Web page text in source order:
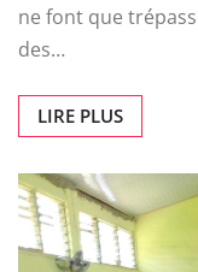
ne font que
des…
LIRE PLUS